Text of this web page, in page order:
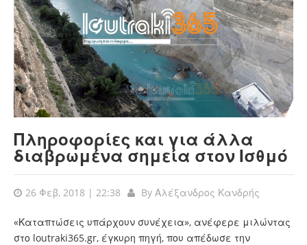
Πληροφορίες και για άλλα
διαβρωμένα σημεία στον Ισθμό
26 Φεβ, 2018 | 22:38 By Αλέξανδρος Κανδρής
«Καταπτώσεις υπάρχουν συνέχεια», ανέφερε μιλώντας
στο loutraki365.gr, έγκυρη πηγή, που απέδωσε την